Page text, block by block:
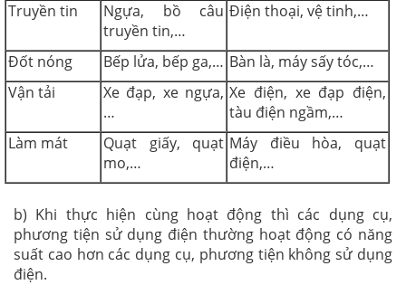
Truyền tin
Ngựa, bồ câu
truyền tin,…
Điện thoại, vệ tinh,…
Đốt nóng Bếp lửa, bếp ga,… Bàn là, máy sấy tóc,…
Vận tải
Xe đạp, xe ngựa,
…
Xe điện, xe đạp điện,
tàu điện ngầm,…
Làm mát
Quạt giấy, quạt
mo,…
Máy điều hòa, quạt
điện,…
b) Khi thực hiện cùng hoạt động thì các dụng cụ,
phương tiện sử dụng điện thường hoạt động có năng
suất cao hơn các dụng cụ, phương tiện không sử dụng
điện.